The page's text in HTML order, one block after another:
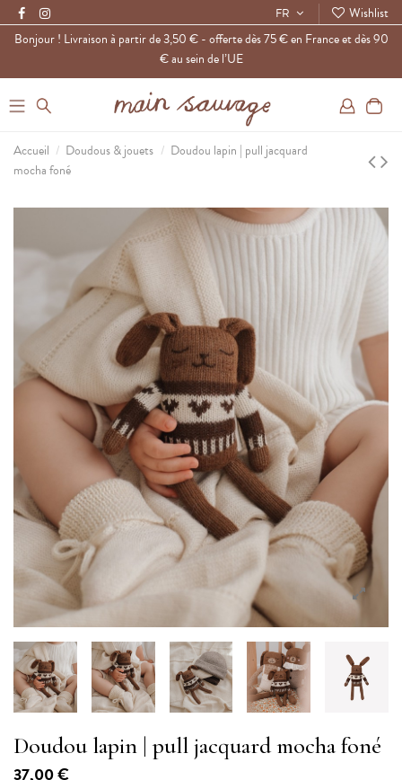
Bonjour ! Livraison à partir de 3,50 € - offerte dès 75 € en France et dès 90
€ au sein de l’UE
FR Wishlist
0
Accueil Doudous & jouets
Doudou lapin | pull jacquard
mocha foné
Doudou lapin | pull jacquard mocha foné
37,00 €